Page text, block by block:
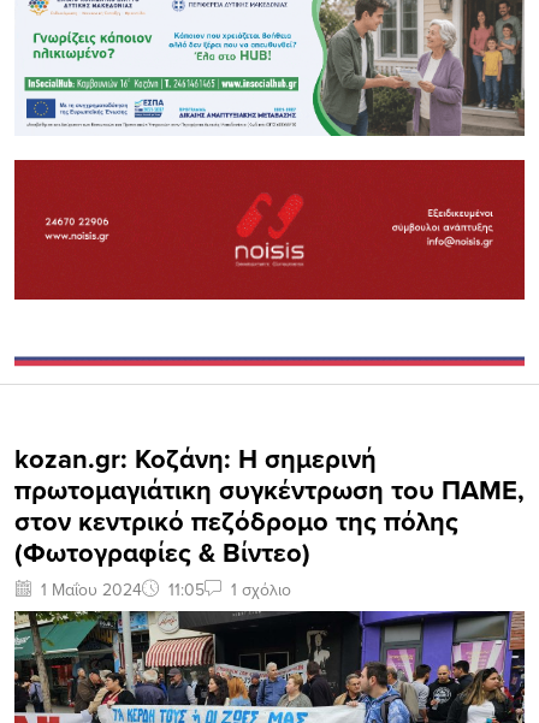
kozan.gr: Κοζάνη: Η σημερινή
πρωτομαγιάτικη συγκέντρωση του ΠΑΜΕ,
στον κεντρικό πεζόδρομο της πόλης
(Φωτογραφίες & Βίντεο)
1 Μαΐου 2024 11:05 1 σχόλιο